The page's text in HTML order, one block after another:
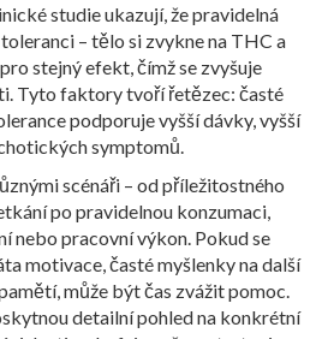
studie ukazují, že pravidelná
– tělo si zvykne na THC a
stejný efekt, čímž se zvyšuje
Tyto faktory tvoří řetězec: časté
podporuje vyšší dávky, vyšší
symptomů.
scénáři – od příležitostného
po pravidelnou konzumaci,
nebo pracovní výkon. Pokud se
motivace, časté myšlenky na další
může být čas zvážit pomoc.
detailní pohled na konkrétní